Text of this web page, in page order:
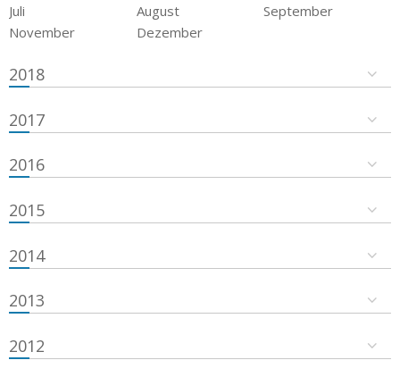
Juli
August
September
November
Dezember
2018
2017
2016
2015
2014
2013
2012